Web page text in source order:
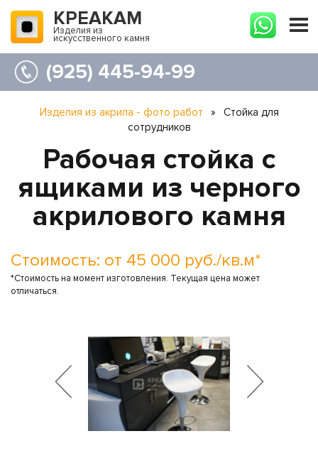
КРЕАКАМ
Изделия из
искусственного камня
(925) 445-94-99
Изделия из акрила - фото работ »
Стойка для
сотрудников
Рабочая стойка с
ящиками из черного
акрилового камня
Стоимость: от 45 000 руб./кв.м*
*Стоимость на момент изготовления. Текущая цена может
отличаться.